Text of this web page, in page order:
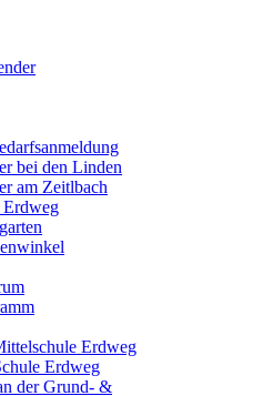
bei den Linden
am Zeitlbach
Erdweg
Erdweg
Erdweg
der Grund- &